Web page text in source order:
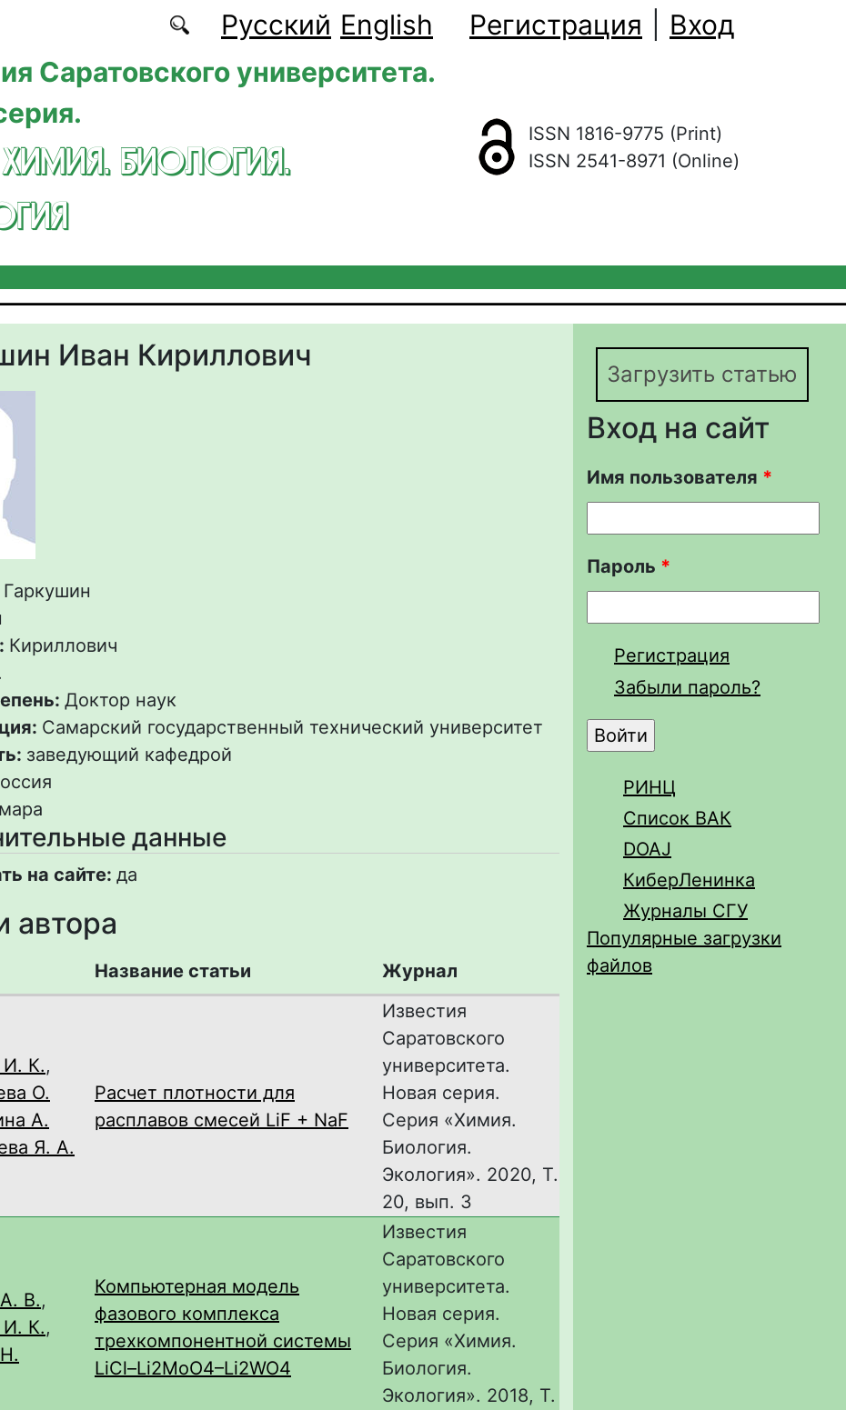
Русский English Регистрация
Вход
Саратовского университета.
БИОЛОГИЯ.
ISSN 1816-9775 (Print)
ISSN 2541-8971 (Online)
Иван Кириллович
Гаркушин
Кириллович
Доктор наук
Самарский государственный технический университет
заведующий кафедрой
данные
на сайте: да
автора
Название статьи Журнал
И. К.,
О.
А.
Я. А.
Расчет плотности для
расплавов смесей LiF + NaF
Известия
Саратовского
университета.
Новая серия.
Серия «Химия.
Биология.
Экология». 2020, Т.
20, вып. 3
В.,
И. К.,
Компьютерная модель
фазового комплекса
трехкомпонентной системы
LiCl–Li2MoO4–Li2WO4
Известия
Саратовского
университета.
Новая серия.
Серия «Химия.
Биология.
Экология». 2018, Т.
Загрузить статью
Вход на сайт
Имя пользователя *
Пароль *
Регистрация
Забыли пароль?
РИНЦ
Список ВАК
DOAJ
КиберЛенинка
Журналы СГУ
Популярные загрузки
файлов